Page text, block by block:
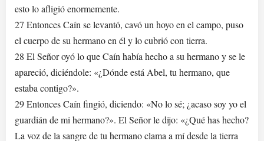
esto lo afligió enormemente.
27 Entonces Caín se levantó, cavó un hoyo en el campo, puso
el cuerpo de su hermano en él y lo cubrió con tierra.
28 El Señor oyó lo que Caín había hecho a su hermano y se le
apareció, diciéndole: «¿Dónde está Abel, tu hermano, que
estaba contigo?».
29 Entonces Caín fingió, diciendo: «No lo sé; ¿acaso soy yo el
guardián de mi hermano?». El Señor le dijo: «¿Qué has hecho?
La voz de la sangre de tu hermano clama a mí desde la tierra